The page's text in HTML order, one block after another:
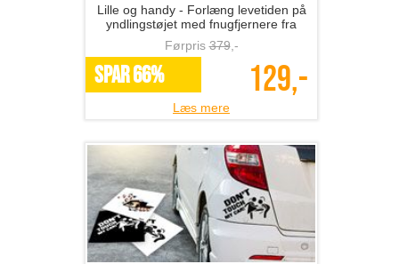
Lille og handy - Forlæng levetiden på
yndlingstøjet med fnugfjernere fra
The 99 inspirations!
Førpris379,-
SPAR 66% 129,-
Læs mere